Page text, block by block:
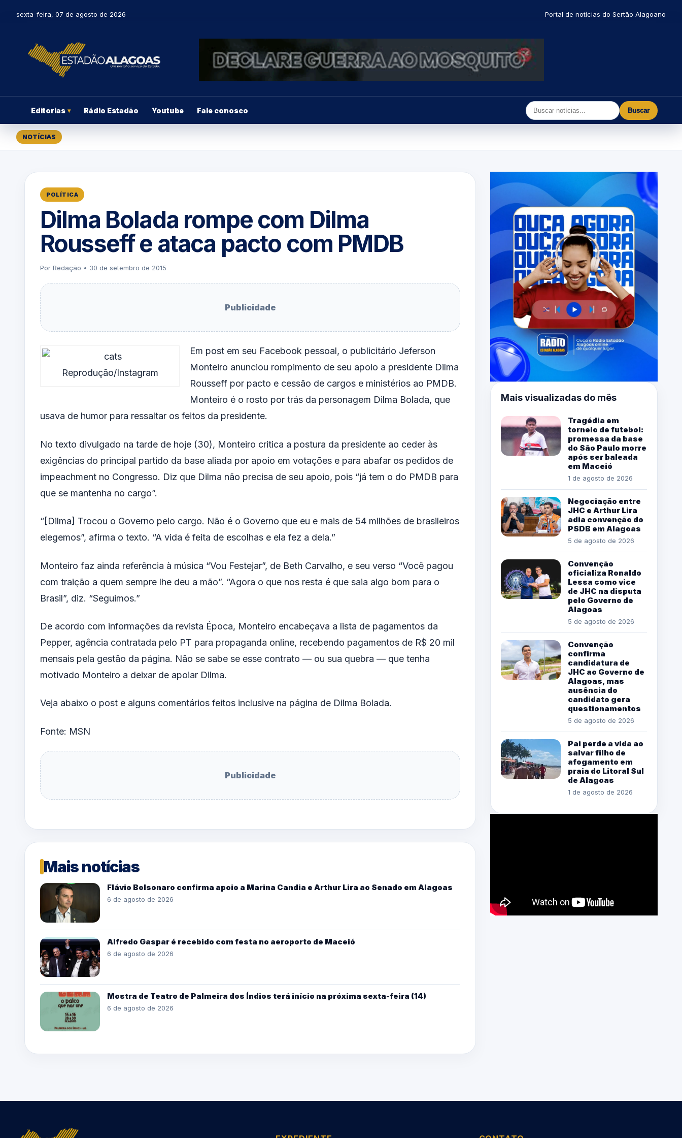
sexta-feira, 07 de agosto de 2026 Portal de notícias do Sertão Alagoano
Editorias ▾ Rádio Estadão Youtube Fale conosco Buscar
NOTÍCIAS
POLÍTICA
Dilma Bolada rompe com Dilma
Rousseff e ataca pacto com PMDB
Por Redação • 30 de setembro de 2015
Publicidade
Reprodução/Instagram
Em post em seu Facebook pessoal, o publicitário Jeferson
Monteiro anunciou rompimento de seu apoio a presidente Dilma
Rousseff por pacto e cessão de cargos e ministérios ao PMDB.
Monteiro é o rosto por trás da personagem Dilma Bolada, que
usava de humor para ressaltar os feitos da presidente.
No texto divulgado na tarde de hoje (30), Monteiro critica a postura da presidente ao ceder às
exigências do principal partido da base aliada por apoio em votações e para abafar os pedidos de
impeachment no Congresso. Diz que Dilma não precisa de seu apoio, pois “já tem o do PMDB para
que se mantenha no cargo”.
“[Dilma] Trocou o Governo pelo cargo. Não é o Governo que eu e mais de 54 milhões de brasileiros
elegemos”, afirma o texto. “A vida é feita de escolhas e ela fez a dela.”
Monteiro faz ainda referência à música “Vou Festejar”, de Beth Carvalho, e seu verso “Você pagou
com traição a quem sempre lhe deu a mão”. “Agora o que nos resta é que saia algo bom para o
Brasil”, diz. “Seguimos.”
De acordo com informações da revista Época, Monteiro encabeçava a lista de pagamentos da
Pepper, agência contratada pelo PT para propaganda online, recebendo pagamentos de R$ 20 mil
mensais pela gestão da página. Não se sabe se esse contrato — ou sua quebra — que tenha
motivado Monteiro a deixar de apoiar Dilma.
Veja abaixo o post e alguns comentários feitos inclusive na página de Dilma Bolada.
Fonte: MSN
Publicidade
Mais notícias
Flávio Bolsonaro confirma apoio a Marina Candia e Arthur Lira ao Senado em Alagoas
6 de agosto de 2026
Alfredo Gaspar é recebido com festa no aeroporto de Maceió
6 de agosto de 2026
Mostra de Teatro de Palmeira dos Índios terá início na próxima sexta-feira (14)
6 de agosto de 2026
Mais visualizadas do mês
Tragédia em
torneio de futebol:
promessa da base
do São Paulo morre
após ser baleada
em Maceió
1 de agosto de 2026
Negociação entre
JHC e Arthur Lira
adia convenção do
PSDB em Alagoas
5 de agosto de 2026
Convenção
oficializa Ronaldo
Lessa como vice
de JHC na disputa
pelo Governo de
Alagoas
5 de agosto de 2026
Convenção
confirma
candidatura de
JHC ao Governo de
Alagoas, mas
ausência do
candidato gera
questionamentos
5 de agosto de 2026
Pai perde a vida ao
salvar filho de
afogamento em
praia do Litoral Sul
de Alagoas
1 de agosto de 2026